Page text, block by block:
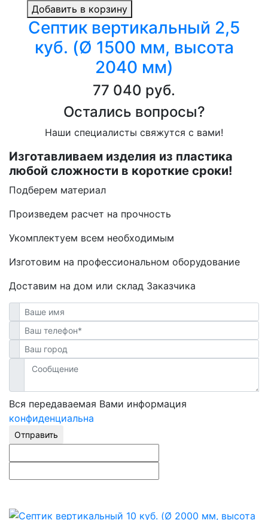
Добавить в корзину
Септик вертикальный 2,5
куб. (Ø 1500 мм, высота
2040 мм)
77 040 руб.
Остались вопросы?
Наши специалисты свяжутся с вами!
Изготавливаем изделия из пластика
любой сложности в короткие сроки!
Подберем материал
Произведем расчет на прочность
Укомплектуем всем необходимым
Изготовим на профессиональном оборудование
Доставим на дом или склад Заказчика
Вся передаваемая Вами информация
конфиденциальна
Отправить